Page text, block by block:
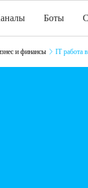
Боты
и финансы IT работа